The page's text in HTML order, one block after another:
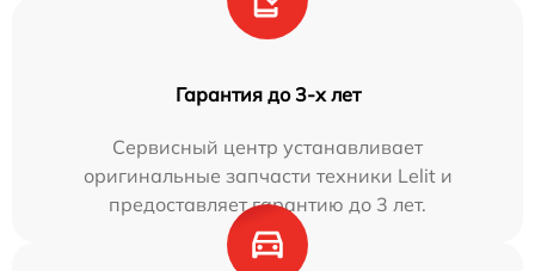
Гарантия до 3-х лет
Сервисный центр устанавливает
оригинальные запчасти техники Lelit и
предоставляет гарантию до 3 лет.